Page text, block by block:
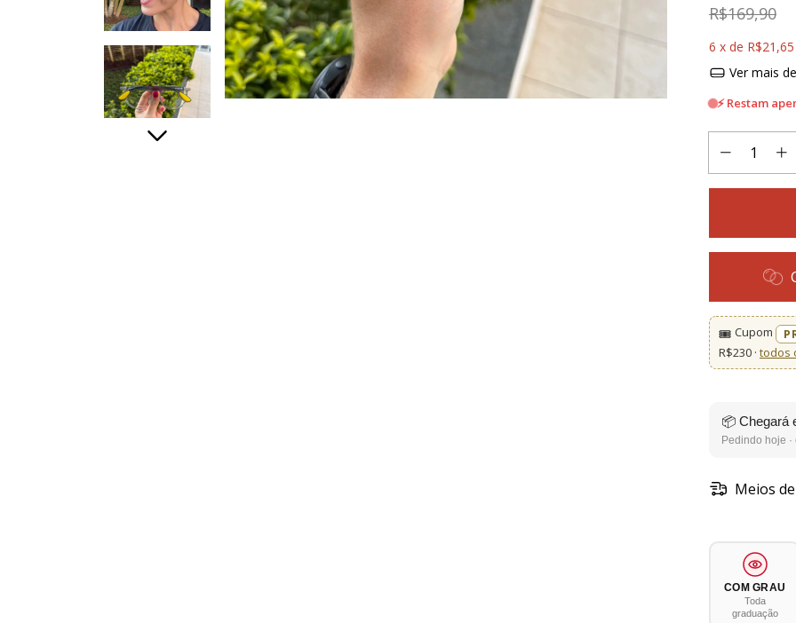
R$169,90
6 x de R$21,65
Ver mais
⚡ Restam
🎟️ Cupom
R$230 · todos
📦 Chegará
Pedindo hoje
Meios
COM GRAU
Toda
graduação